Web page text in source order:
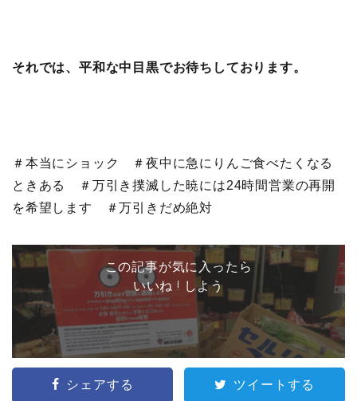
それでは、平和な中目黒でお待ちしております。
＃本当にショック ＃夜中に急にりんご食べたくなる
ときある ＃万引き撲滅した暁には24時間営業の再開
を希望します ＃万引きだめ絶対
この記事が気に入ったら
いいね ! しよう
シェアする ツイートする